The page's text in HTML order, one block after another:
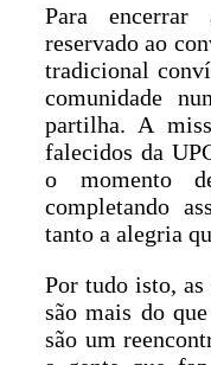
Para
reservado ao
tradicional
comunidade
partilha. A
falecidos da
o momento
completando
tanto a alegria
Por tudo isto, as
são mais do
são um